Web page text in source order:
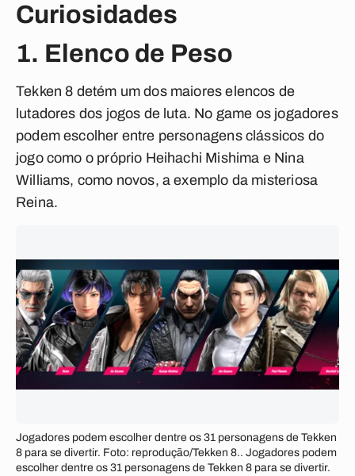
Curiosidades
1. Elenco de Peso
Tekken 8 detém um dos maiores elencos de
lutadores dos jogos de luta. No game os jogadores
podem escolher entre personagens clássicos do
jogo como o próprio Heihachi Mishima e Nina
Williams, como novos, a exemplo da misteriosa
Reina.
Jogadores podem escolher dentre os 31 personagens de Tekken
8 para se divertir. Foto: reprodução/Tekken 8.. Jogadores podem
escolher dentre os 31 personagens de Tekken 8 para se divertir.